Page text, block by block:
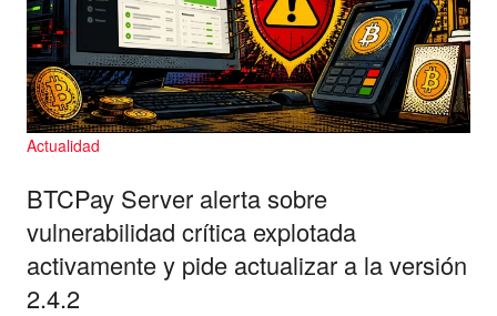
Actualidad
BTCPay Server alerta sobre
vulnerabilidad crítica explotada
activamente y pide actualizar a la versión
2.4.2